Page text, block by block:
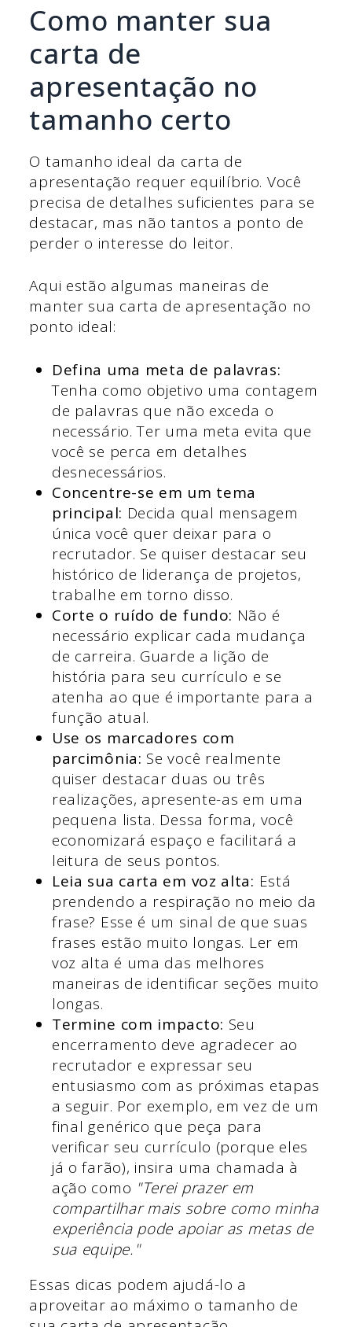
Como manter sua
carta de
apresentação no
tamanho certo
O tamanho ideal da carta de
apresentação requer equilíbrio. Você
precisa de detalhes suficientes para se
destacar, mas não tantos a ponto de
perder o interesse do leitor.
Aqui estão algumas maneiras de
manter sua carta de apresentação no
ponto ideal:
Defina uma meta de palavras:
Tenha como objetivo uma contagem
de palavras que não exceda o
necessário. Ter uma meta evita que
você se perca em detalhes
desnecessários.
Concentre-se em um tema
principal: Decida qual mensagem
única você quer deixar para o
recrutador. Se quiser destacar seu
histórico de liderança de projetos,
trabalhe em torno disso.
Corte o ruído de fundo: Não é
necessário explicar cada mudança
de carreira. Guarde a lição de
história para seu currículo e se
atenha ao que é importante para a
função atual.
Use os marcadores com
parcimônia: Se você realmente
quiser destacar duas ou três
realizações, apresente-as em uma
pequena lista. Dessa forma, você
economizará espaço e facilitará a
leitura de seus pontos.
Leia sua carta em voz alta: Está
prendendo a respiração no meio da
frase? Esse é um sinal de que suas
frases estão muito longas. Ler em
voz alta é uma das melhores
maneiras de identificar seções muito
longas.
Termine com impacto: Seu
encerramento deve agradecer ao
recrutador e expressar seu
entusiasmo com as próximas etapas
a seguir. Por exemplo, em vez de um
final genérico que peça para
verificar seu currículo (porque eles
já o farão), insira uma chamada à
ação como "Terei prazer em
compartilhar mais sobre como minha
experiência pode apoiar as metas de
sua equipe."
Essas dicas podem ajudá-lo a
aproveitar ao máximo o tamanho de